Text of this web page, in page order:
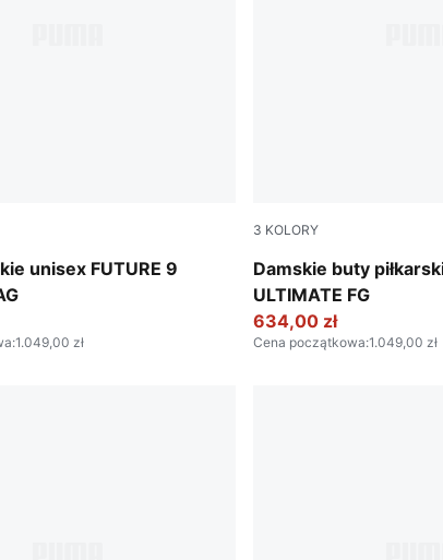
unisex FUTURE 9
Stream-Bright Aqua-PUMA White
:1.049,00 zł
3 KOLORY
Damskie buty
ULTIMATE FG
Poison Pink-Sun
634,00 zł
Cena początkowa:1.049,00 zł